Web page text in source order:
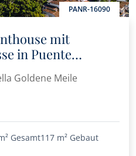
PANR-16090
mit
in Puente
Goldene Meile
Gesamt117 m² Gebaut